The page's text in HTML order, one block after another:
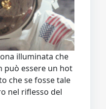
illuminata che
può essere un hot
che se fosse tale
nel riflesso del